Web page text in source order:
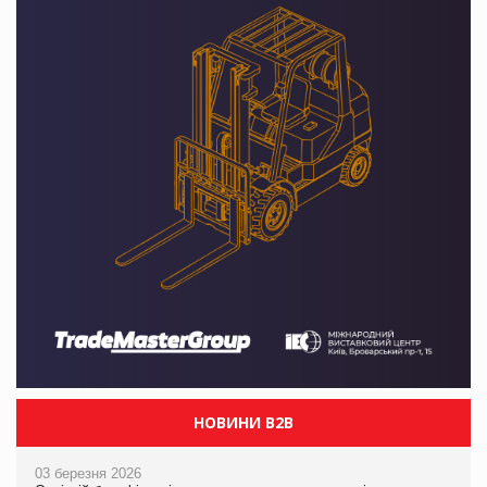
НОВИНИ B2B
03 березня 2026